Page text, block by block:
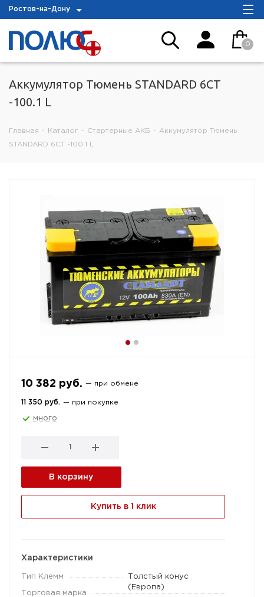
Ростов-на-Дону
0
Аккумулятор Тюмень STANDARD 6СТ
-100.1 L
Главная - Каталог - Стартерные АКБ - Аккумулятор Тюмень
STANDARD 6СТ -100.1 L
10 382 руб. — при обмене
11 350 руб. — при покупке
много
В корзину
Купить в 1 клик
Характеристики
Тип Клемм
Толстый конус
(Европа)
Торговая марка